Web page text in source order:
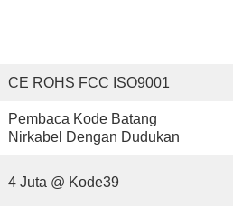
CE ROHS FCC ISO9001
Pembaca Kode Batang
Nirkabel Dengan Dudukan
4 Juta @ Kode39